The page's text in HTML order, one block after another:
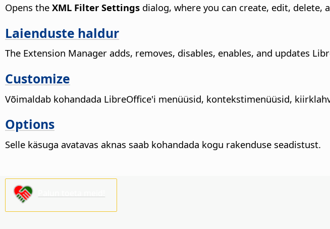
Opens the XML Filter Settings dialog, where you can create, edit,
Laienduste haldur
The Extension Manager adds, removes, disables, enables, and updates
Customize
Võimaldab kohandada LibreOffice'i menüüsid, kontekstimenüüsid,
Options
Selle käsuga avatavas aknas saab kohandada kogu rakenduse seadistust.